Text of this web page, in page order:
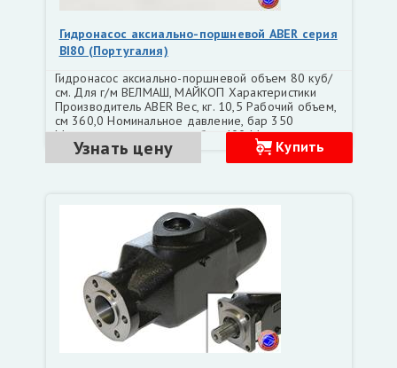
Гидронасос аксиально-поршневой ABER серия
BI80 (Португалия)
Гидронасос аксиально-поршневой объем 80 куб/
см. Для г/м ВЕЛМАШ, МАЙКОП Характеристики
Производитель ABER Вес, кг. 10,5 Рабочий объем,
см 360,0 Номинальное давление, бар 350
Максимальное давление, бар 400 Минимальная
частота вращения, об/мин 1500 Максимальная
частота вращения, об/мин 2200
Узнать цену Купить